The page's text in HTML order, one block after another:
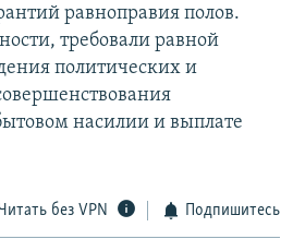
равноправия полов.
требовали равной
политических и
насилии и выплате
без VPN Подпишитесь